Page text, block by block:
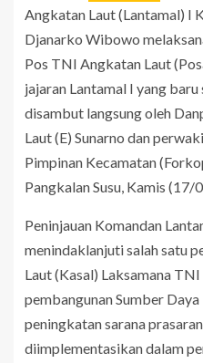
Angkatan Laut (Lantamal) I
Djanarko Wibowo
Pos TNI Angkatan Laut
jajaran Lantamal I yang
disambut langsung oleh
Laut (E) Sunarno dan
Pimpinan Kecamatan
Pangkalan Susu, Kamis (17/
Peninjauan Komandan
menindaklanjuti salah satu
Laut (Kasal) Laksamana
pembangunan Sumber
peningkatan sarana
diimplementasikan dalam